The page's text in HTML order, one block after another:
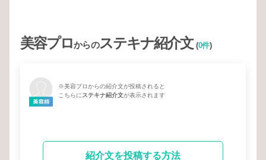
美容プロからのステキナ紹介文(0件)
※美容プロからの紹介文が投稿されると
こちらにステキナ紹介文が表示されます
紹介文を投稿する方法